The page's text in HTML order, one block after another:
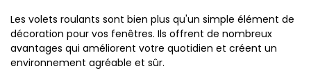
Les volets roulants sont bien plus qu'un simple élément de
décoration pour vos fenêtres. Ils offrent de nombreux
avantages qui améliorent votre quotidien et créent un
environnement agréable et sûr.